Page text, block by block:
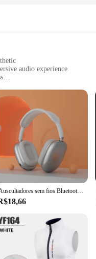
audio experience
elevate your gaming
quality plastic
clear sound quality.
person shooter or
solution. The package
jogo is designed to be
Auscultadores sem fios Bluetooth com cancelamento de ruído, Mic Pods, Over Ear, Sport Gaming Headset para qualquer telefone, P9 Pro Air Max 5.1